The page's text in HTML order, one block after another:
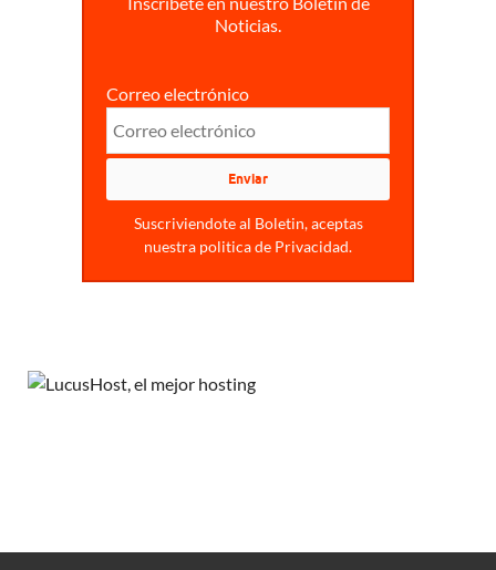
Noticias.
Correo electrónico
Suscriviendote al Boletin, aceptas
nuestra politica de Privacidad.